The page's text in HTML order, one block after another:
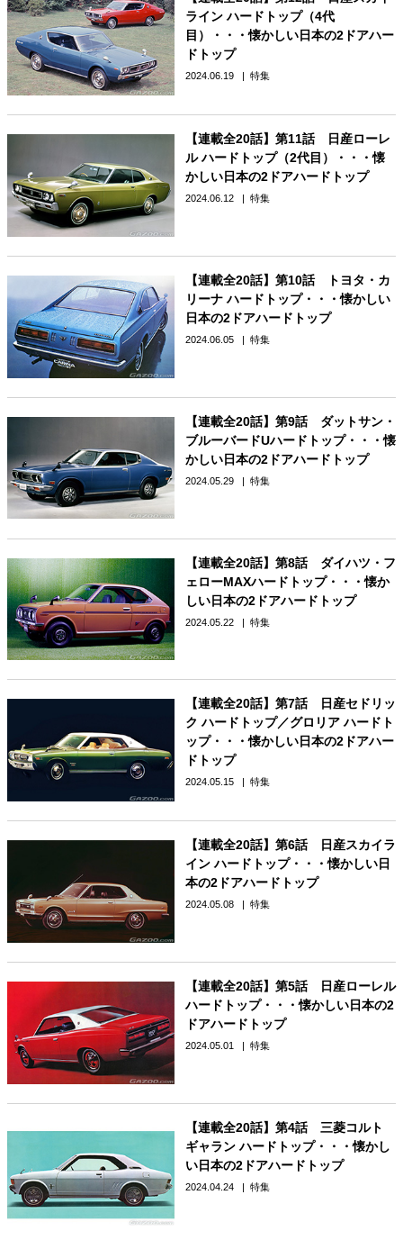
ライン ハードトップ（4代
目）・・・懐かしい日本の2ドアハー
ドトップ
2024.06.19 特集
【連載全20話】第11話 日産ローレ
ル ハードトップ（2代目）・・・懐
かしい日本の2ドアハードトップ
2024.06.12 特集
【連載全20話】第10話 トヨタ・カ
リーナ ハードトップ・・・懐かしい
日本の2ドアハードトップ
2024.06.05 特集
【連載全20話】第9話 ダットサン・
ブルーバードUハードトップ・・・懐
かしい日本の2ドアハードトップ
2024.05.29 特集
【連載全20話】第8話 ダイハツ・フ
ェローMAXハードトップ・・・懐か
しい日本の2ドアハードトップ
2024.05.22 特集
【連載全20話】第7話 日産セドリッ
ク ハードトップ／グロリア ハードト
ップ・・・懐かしい日本の2ドアハー
ドトップ
2024.05.15 特集
【連載全20話】第6話 日産スカイラ
イン ハードトップ・・・懐かしい日
本の2ドアハードトップ
2024.05.08 特集
【連載全20話】第5話 日産ローレル
ハードトップ・・・懐かしい日本の2
ドアハードトップ
2024.05.01 特集
【連載全20話】第4話 三菱コルト
ギャラン ハードトップ・・・懐かし
い日本の2ドアハードトップ
2024.04.24 特集